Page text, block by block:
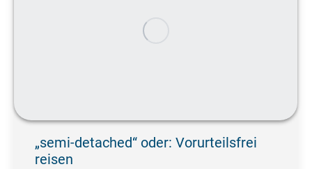
„semi-detached“ oder: Vorurteilsfrei
reisen